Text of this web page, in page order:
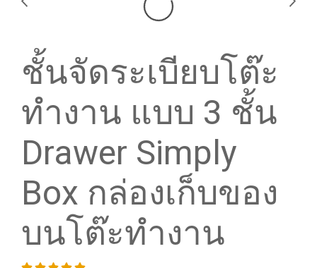
ชั้นจัดระเบียบโต๊ะ
ทำงาน แบบ 3 ชั้น
Drawer Simply
Box กล่องเก็บของ
บนโต๊ะทำงาน